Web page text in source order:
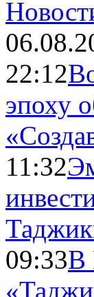
22:12
эпоху
11:32
09:33В